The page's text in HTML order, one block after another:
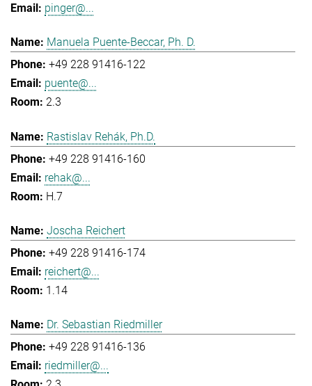
pinger@...
Manuela Puente-Beccar, Ph. D.
+49 228 91416-122
puente@...
2.3
Rastislav Rehák, Ph.D.
+49 228 91416-160
rehak@...
H.7
Joscha Reichert
+49 228 91416-174
reichert@...
1.14
Dr. Sebastian Riedmiller
+49 228 91416-136
riedmiller@...